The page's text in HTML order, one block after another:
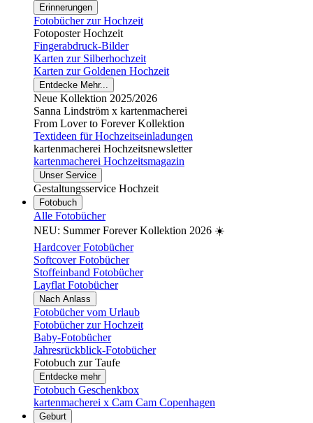
Erinnerungen
Fotobücher zur Hochzeit
Fotoposter Hochzeit
Fingerabdruck-Bilder
Karten zur Silberhochzeit
Karten zur Goldenen Hochzeit
Entdecke Mehr...
Neue Kollektion 2025/2026
Sanna Lindström x kartenmacherei
From Lover to Forever Kollektion
Textideen für Hochzeitseinladungen
kartenmacherei Hochzeitsnewsletter
kartenmacherei Hochzeitsmagazin
Unser Service
Gestaltungsservice Hochzeit
Fotobuch
Alle Fotobücher
NEU: Summer Forever Kollektion 2026 ☀️
Hardcover Fotobücher
Softcover Fotobücher
Stoffeinband Fotobücher
Layflat Fotobücher
Nach Anlass
Fotobücher vom Urlaub
Fotobücher zur Hochzeit
Baby-Fotobücher
Jahresrückblick-Fotobücher
Fotobuch zur Taufe
Entdecke mehr
Fotobuch Geschenkbox
kartenmacherei x Cam Cam Copenhagen
Geburt